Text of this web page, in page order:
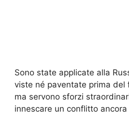
Sono state applicate alla
viste né paventate prima del
ma servono sforzi
innescare un conflitto